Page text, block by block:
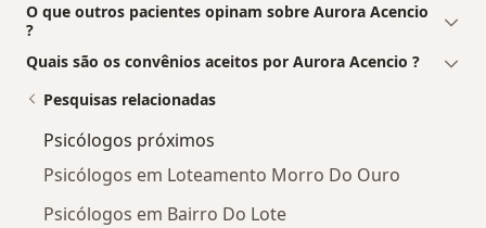
O que outros pacientes opinam sobre Aurora Acencio
?
Quais são os convênios aceitos por Aurora Acencio ?
Pesquisas relacionadas
Psicólogos próximos
Psicólogos em Loteamento Morro Do Ouro
Psicólogos em Bairro Do Lote